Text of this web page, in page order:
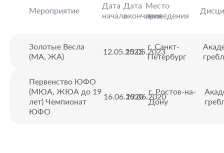
Мероприятие
Дата
начала
Дата
окончания
Место
проведения
Золотые Весла
(МА, ЖА)
12.05.202315.05.2023
г. Санкт-
Петербург
Первенство ЮФО
(МЮА, ЖЮА до 19
лет) Чемпионат
ЮФО
16.06.202019.06.2020
г. Ростов-на-
Дону